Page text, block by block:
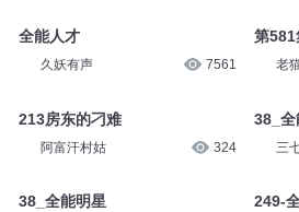
全能人才
久妖有声 7561
213房东的刁难
阿富汗村姑 324
38_全能明星
第581
老
38_全
三
249-